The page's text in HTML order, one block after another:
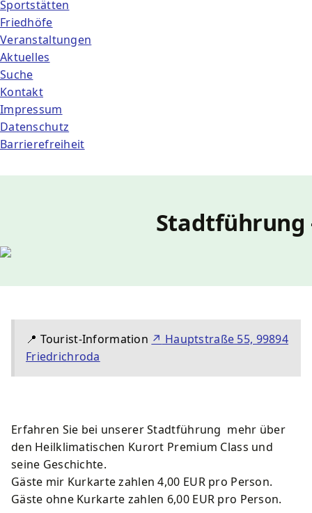
Sportstätten
Friedhöfe
Veranstaltungen
Aktuelles
Suche
Kontakt
Impressum
Datenschutz
Barrierefreiheit
Stadtführung
📍 Tourist-Information ↗ Hauptstraße 55, 99894
Friedrichroda
Erfahren Sie bei unserer Stadtführung mehr über
den Heilklimatischen Kurort Premium Class und
seine Geschichte.
Gäste mir Kurkarte zahlen 4,00 EUR pro Person.
Gäste ohne Kurkarte zahlen 6,00 EUR pro Person.